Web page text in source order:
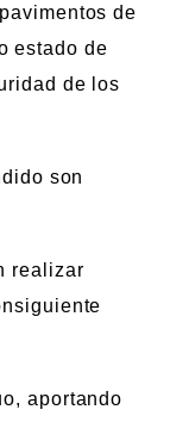
de
estado de
de los
son
realizar
aportando